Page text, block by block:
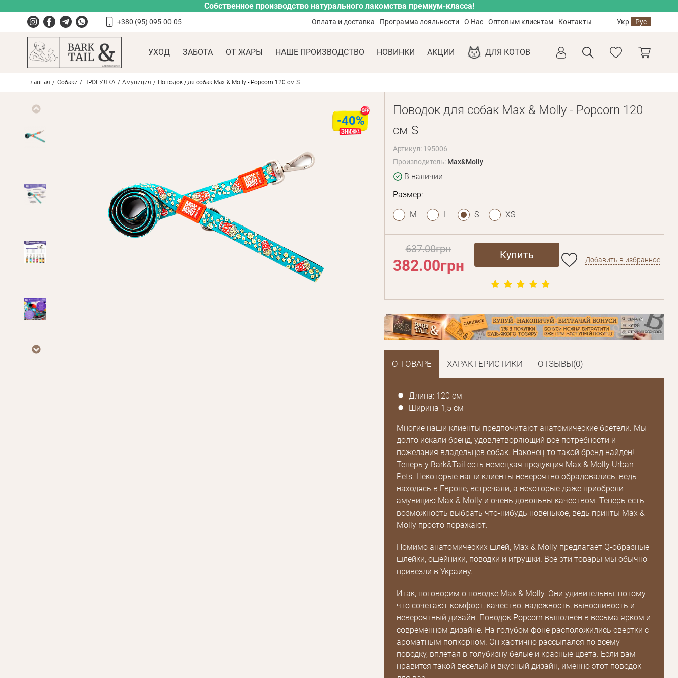
Собственное производство натурального лакомства премиум-класса!
+380 (95) 095-00-05 Оплата и доставка Программа лояльности О Нас Оптовым клиентам Контакты Укр Рус
УХОД ЗАБОТА ОТ ЖАРЫ НАШЕ ПРОИЗВОДСТВО НОВИНКИ АКЦИИ ДЛЯ КОТОВ
Главная Собаки ПРОГУЛКА Амуниция Поводок для собак Max & Molly - Popcorn 120 см S
-40%
Поводок для собак Max & Molly - Popcorn 120
см S
Артикул: 195006
Производитель: Max&Molly
В наличии
Размер:
M L S XS
637.00грн
382.00грн
Купить Добавить в избранное
О ТОВАРЕ ХАРАКТЕРИСТИКИ ОТЗЫВЫ(0)
Длина: 120 см
Ширина 1,5 см
Многие наши клиенты предпочитают анатомические бретели. Мы
долго искали бренд, удовлетворяющий все потребности и
пожелания владельцев собак. Наконец-то такой бренд найден!
Теперь у Bark&Tail есть немецкая продукция Max & Molly Urban
Pets. Некоторые наши клиенты невероятно обрадовались, ведь
находясь в Европе, встречали, а некоторые даже приобрели
амуницию Max & Molly и очень довольны качеством. Теперь есть
возможность выбрать что-нибудь новенькое, ведь принты Max &
Molly просто поражают.
Помимо анатомических шлей, Max & Molly предлагает Q-образные
шлейки, ошейники, поводки и игрушки. Все эти товары мы обычно
привезли в Украину.
Итак, поговорим о поводке Max & Molly. Они удивительны, потому
что сочетают комфорт, качество, надежность, выносливость и
невероятный дизайн. Поводок Popcorn выполнен в весьма ярком и
современном дизайне. На голубом фоне расположились свертки с
ароматным попкорном. Он хаотично рассыпался по всему
поводку, вплетая в голубизну белые и красные цвета. Если вам
нравится такой веселый и вкусный дизайн, именно этот поводок